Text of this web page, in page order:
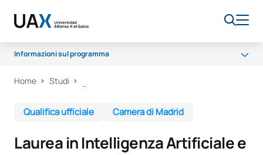
Informazioni sul programma
Perché UAX
Sala dei professori
Home Studi
Qualifica ufficiale Camera di Madrid
Laurea in Intelligenza Artificiale e